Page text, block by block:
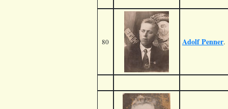
80 Adolf Penner.